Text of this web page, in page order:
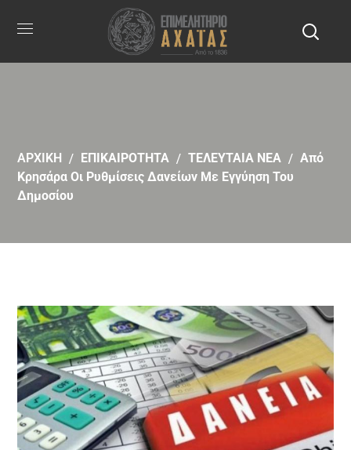
ΑΡΧΙΚΗ ΕΠΙΚΑΙΡΟΤΗΤΑ ΤΕΛΕΥΤΑΙΑ ΝΕΑ
Από
Κρησάρα Οι Ρυθμίσεις Δανείων Με Εγγύηση Του
Δημοσίου